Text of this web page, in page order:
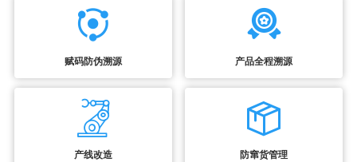
赋码防伪溯源 产品全程溯源
产线改造 防窜货管理